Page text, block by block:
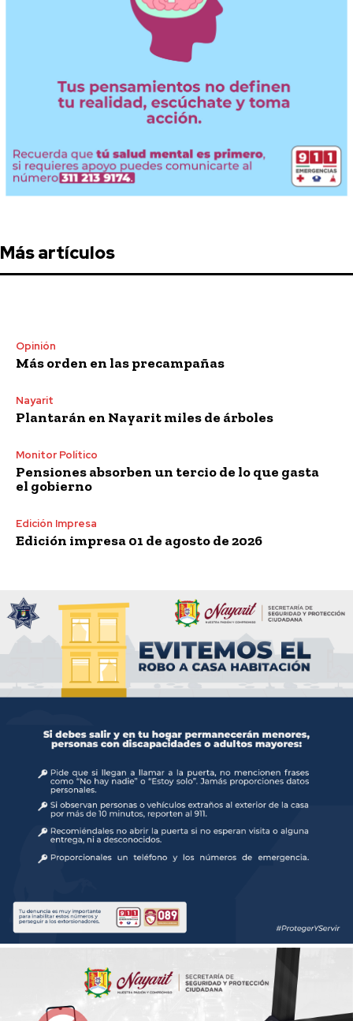
Más artículos
Opinión
Más orden en las precampañas
Nayarit
Plantarán en Nayarit miles de árboles
Monitor Político
Pensiones absorben un tercio de lo que gasta
el gobierno
Edición Impresa
Edición impresa 01 de agosto de 2026